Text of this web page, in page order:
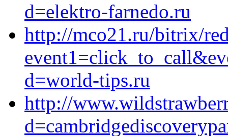
d=elektro-farnedo.ru
http://mco21.ru/bitrix/
d=world-tips.ru
http://